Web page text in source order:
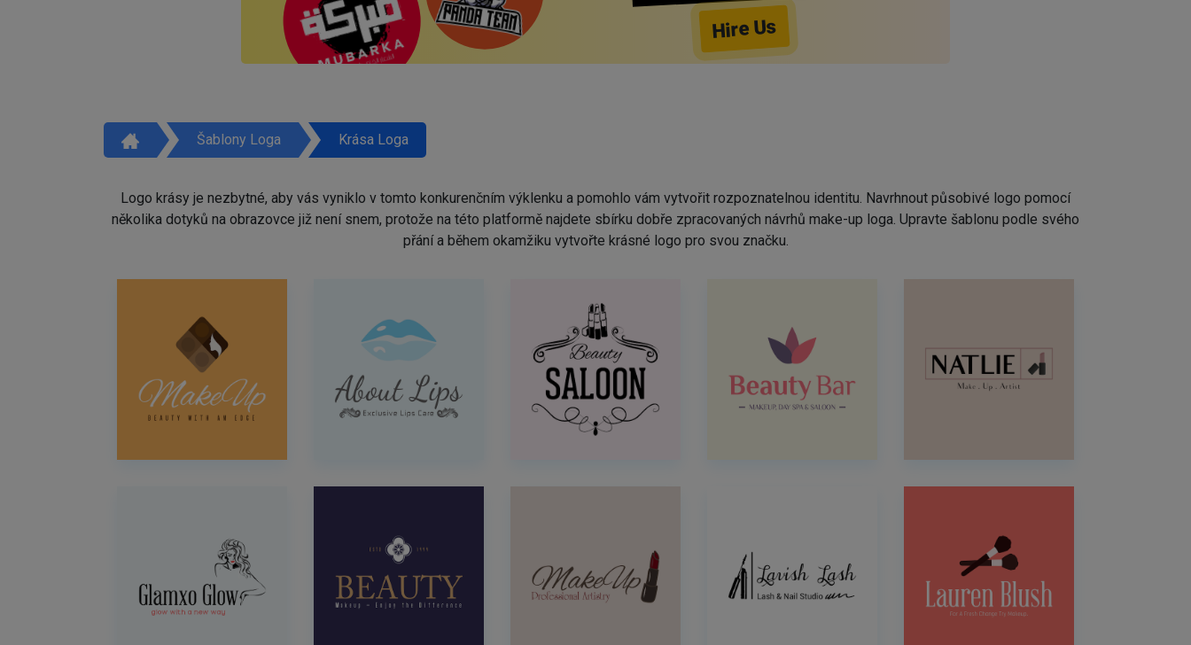
Hire Us
Šablony Loga Krása Loga
Logo krásy je nezbytné, aby vás vyniklo v tomto konkurenčním výklenku a pomohlo vám vytvořit rozpoznatelnou identitu. Navrhnout působivé logo pomocí
několika dotyků na obrazovce již není snem, protože na této platformě najdete sbírku dobře zpracovaných návrhů make-up loga. Upravte šablonu podle svého
přání a během okamžiku vytvořte krásné logo pro svou značku.